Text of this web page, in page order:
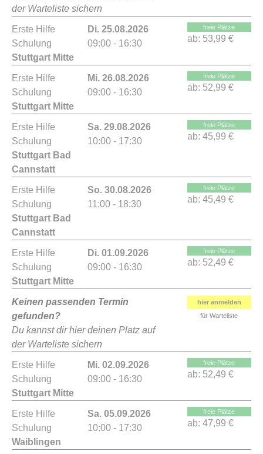
der Warteliste sichern
Erste Hilfe
Schulung
Stuttgart Mitte
Di. 25.08.2026
09:00 - 16:30
freie Plätze
ab: 53,99 €
Erste Hilfe
Schulung
Stuttgart Mitte
Mi. 26.08.2026
09:00 - 16:30
freie Plätze
ab: 52,99 €
Erste Hilfe
Schulung
Stuttgart Bad
Cannstatt
Sa. 29.08.2026
10:00 - 17:30
freie Plätze
ab: 45,99 €
Erste Hilfe
Schulung
Stuttgart Bad
Cannstatt
So. 30.08.2026
11:00 - 18:30
freie Plätze
ab: 45,49 €
Erste Hilfe
Schulung
Stuttgart Mitte
Di. 01.09.2026
09:00 - 16:30
freie Plätze
ab: 52,49 €
Keinen passenden Termin
gefunden?
Du kannst dir hier deinen Platz auf
der Warteliste sichern
hier anmelden
für Warteliste
Erste Hilfe
Schulung
Stuttgart Mitte
Mi. 02.09.2026
09:00 - 16:30
freie Plätze
ab: 52,49 €
Erste Hilfe
Schulung
Waiblingen
Sa. 05.09.2026
10:00 - 17:30
freie Plätze
ab: 47,99 €